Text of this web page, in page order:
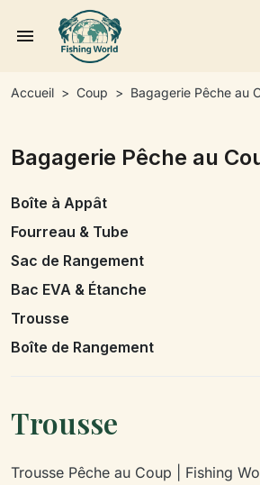
menu
Accueil Coup Bagagerie Pêche au
Bagagerie Pêche au
Boîte à Appât
Fourreau & Tube
Sac de Rangement
Bac EVA & Étanche
Trousse
Boîte de Rangement
Trousse
Trousse Pêche au Coup | Fishing